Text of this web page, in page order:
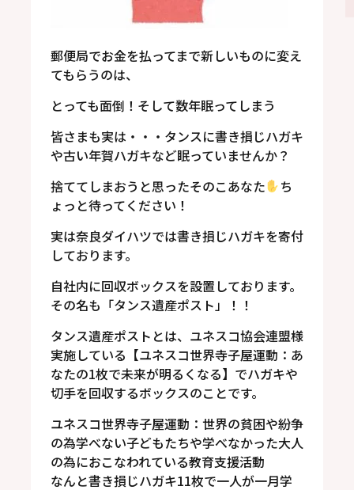
郵便局でお金を払ってまで新しいものに変え
てもらうのは、
とっても面倒！そして数年眠ってしまう
皆さまも実は・・・タンスに書き損じハガキ
や古い年賀ハガキなど眠っていませんか？
捨ててしまおうと思ったそのこあなた
ち
ょっと待ってください！
実は奈良ダイハツでは書き損じハガキを寄付
しております。
自社内に回収ボックスを設置しております。
その名も「タンス遺産ポスト」！！
タンス遺産ポストとは、ユネスコ協会連盟様
実施している【ユネスコ世界寺子屋運動：あ
なたの1枚で未来が明るくなる】でハガキや
切手を回収するボックスのことです。
ユネスコ世界寺子屋運動：世界の貧困や紛争
の為学べない子どもたちや学べなかった大人
の為におこなわれている教育支援活動
なんと書き損じハガキ11枚で一人が一月学